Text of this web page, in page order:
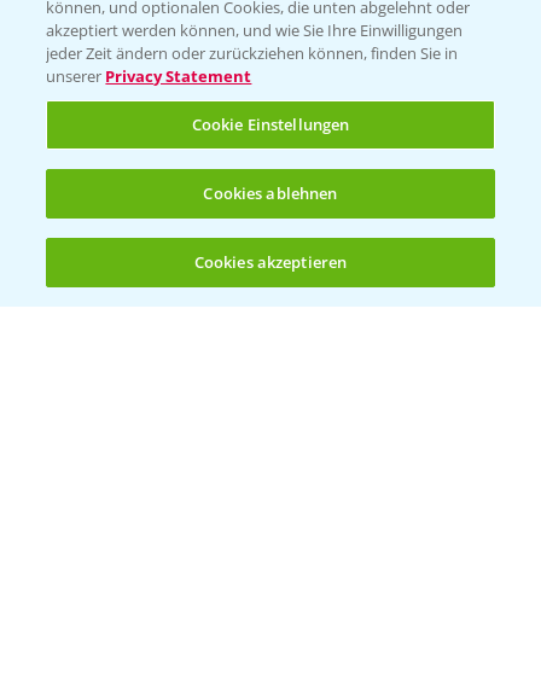
6:11
Standortreport Einbeck - Fungizidstrategien
im Vergleich
(noch 4)
können, und optionalen Cookies, die unten abgelehnt oder
akzeptiert werden können, und wie Sie Ihre Einwilligungen
jeder Zeit ändern oder zurückziehen können, finden Sie in
unserer Privacy Statement
Cookie Einstellungen
Cookies ablehnen
Cookies akzeptieren